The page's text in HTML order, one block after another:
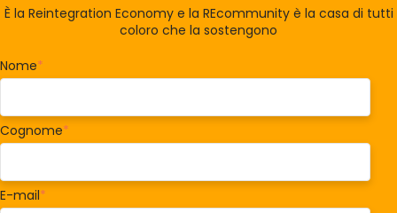
È la Reintegration Economy e la REcommunity è la casa di tutti
coloro che la sostengono
Nome*
Cognome*
E-mail*